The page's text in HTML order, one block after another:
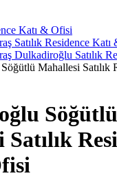
Katı & Ofisi
Satılık Residence
Dulkadiroğlu Satılık
Mahallesi Satılık
Söğütlü